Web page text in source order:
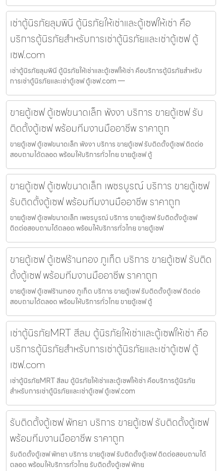
เช่าตู้นิรภัยลุมพินี ตู้นิรภัยให้เช่าและตู้เซฟให้เช่า คือ
บริการตู้นิรภัยสำหรับการเช่าตู้นิรภัยและเช่าตู้เซฟ ตู้
เซฟ.com
เช่าตู้นิรภัยลุมพินี ตู้นิรภัยให้เช่าและตู้เซฟให้เช่า คือบริการตู้นิรภัยสำหรับ
การเช่าตู้นิรภัยและเช่าตู้เซฟ ตู้เซฟ.com —
ขายตู้เซฟ ตู้เซฟขนาดเล็ก พังงา บริการ ขายตู้เซฟ รับ
ติดตั้งตู้เซฟ พร้อมทีมงานมืออาชีพ ราคาถูก
ขายตู้เซฟ ตู้เซฟขนาดเล็ก พังงา บริการ ขายตู้เซฟ รับติดตั้งตู้เซฟ ติดต่อ
สอบถามได้ตลอด พร้อมให้บริการทั่วไทย ขายตู้เซฟ ตู้
ขายตู้เซฟ ตู้เซฟขนาดเล็ก เพชรบูรณ์ บริการ ขายตู้เซฟ
รับติดตั้งตู้เซฟ พร้อมทีมงานมืออาชีพ ราคาถูก
ขายตู้เซฟ ตู้เซฟขนาดเล็ก เพชรบูรณ์ บริการ ขายตู้เซฟ รับติดตั้งตู้เซฟ
ติดต่อสอบถามได้ตลอด พร้อมให้บริการทั่วไทย ขายตู้เซฟ
ขายตู้เซฟ ตู้เซฟร้านทอง ภูเก็ต บริการ ขายตู้เซฟ รับติด
ตั้งตู้เซฟ พร้อมทีมงานมืออาชีพ ราคาถูก
ขายตู้เซฟ ตู้เซฟร้านทอง ภูเก็ต บริการ ขายตู้เซฟ รับติดตั้งตู้เซฟ ติดต่อ
สอบถามได้ตลอด พร้อมให้บริการทั่วไทย ขายตู้เซฟ ตู้
เช่าตู้นิรภัยMRT สีลม ตู้นิรภัยให้เช่าและตู้เซฟให้เช่า คือ
บริการตู้นิรภัยสำหรับการเช่าตู้นิรภัยและเช่าตู้เซฟ ตู้
เซฟ.com
เช่าตู้นิรภัยMRT สีลม ตู้นิรภัยให้เช่าและตู้เซฟให้เช่า คือบริการตู้นิรภัย
สำหรับการเช่าตู้นิรภัยและเช่าตู้เซฟ ตู้เซฟ.com
รับติดตั้งตู้เซฟ พัทยา บริการ ขายตู้เซฟ รับติดตั้งตู้เซฟ
พร้อมทีมงานมืออาชีพ ราคาถูก
รับติดตั้งตู้เซฟ พัทยา บริการ ขายตู้เซฟ รับติดตั้งตู้เซฟ ติดต่อสอบถามได้
ตลอด พร้อมให้บริการทั่วไทย รับติดตั้งตู้เซฟ พัทย